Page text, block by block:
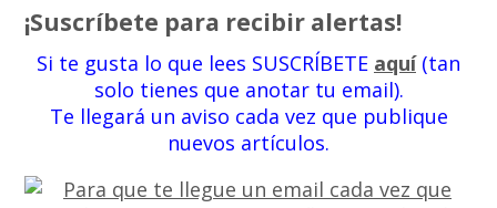
¡Suscríbete para recibir alertas!
Si te gusta lo que lees SUSCRÍBETE aquí(tan
solo tienes que anotar tu email).
Te llegará un aviso cada vez que publique
nuevos artículos.